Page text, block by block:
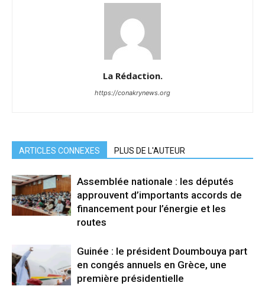
La Rédaction.
https://conakrynews.org
ARTICLES CONNEXES PLUS DE L'AUTEUR
Assemblée nationale : les députés
approuvent d’importants accords de
financement pour l’énergie et les
routes
Guinée : le président Doumbouya part
en congés annuels en Grèce, une
première présidentielle